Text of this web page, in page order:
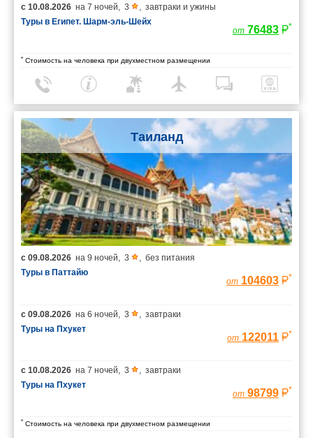
с 10.08.2026 на 7 ночей, 3 , завтраки и ужины
Туры в Египет. Шарм-эль-Шейх
от 76483 *
* Стоимость на человека при двухместном размещении
Таиланд
с 09.08.2026 на 9 ночей 3
без питания
Туры в Паттайю
от 104603 *
с 09.08.2026 на 6 ночей 3
завтраки
Туры на Пхукет
от 122011 *
с 10.08.2026 на 7 ночей 3
завтраки
Туры на Пхукет
от 98799 *
* Стоимость на человека при двухместном размещении